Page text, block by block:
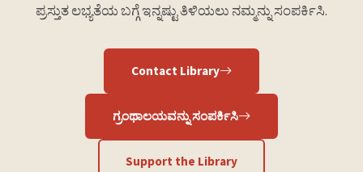
ಪ್ರಸ್ತುತ ಲಭ್ಯತೆಯ ಬಗ್ಗೆ ಇನ್ನಷ್ಟು ತಿಳಿಯಲು ನಮ್ಮನ್ನು ಸಂಪರ್ಕಿಸಿ.
Contact Library
ಗ್ರಂಥಾಲಯವನ್ನು ಸಂಪರ್ಕಿಸಿ
Support the Library